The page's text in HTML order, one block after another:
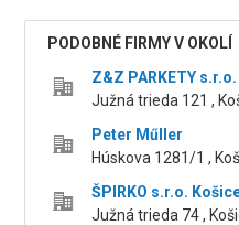
PODOBNÉ FIRMY V OKOLÍ
Z&Z PARKETY s.r.o.
Južná trieda 121 ,
Peter Műller
Húskova 1281/1 ,
ŠPIRKO s.r.o.
Južná trieda 74 ,